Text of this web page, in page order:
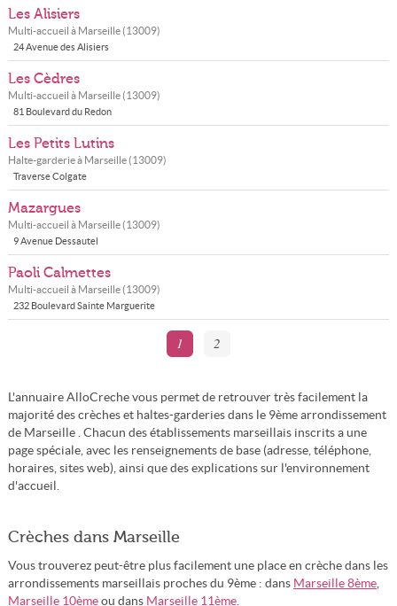
Les Alisiers
Multi-accueil à Marseille(13009)
24 Avenue des Alisiers
Les Cèdres
Multi-accueil à Marseille(13009)
81 Boulevard du Redon
Les Petits Lutins
Halte-garderie à Marseille(13009)
Traverse Colgate
Mazargues
Multi-accueil à Marseille(13009)
9 Avenue Dessautel
Paoli Calmettes
Multi-accueil à Marseille(13009)
232 Boulevard Sainte Marguerite
1 2
L'annuaire AlloCreche vous permet de retrouver très facilement la
majorité des crèches et haltes-garderies dans le 9ème arrondissement
de Marseille . Chacun des établissements marseillais inscrits a une
page spéciale, avec les renseignements de base (adresse, téléphone,
horaires, sites web), ainsi que des explications sur l'environnement
d'accueil.
Crèches dans Marseille
Vous trouverez peut-être plus facilement une place en crèche dans les
arrondissements marseillais proches du 9ème : dans Marseille 8ème,
Marseille 10èmeou dans Marseille 11ème.